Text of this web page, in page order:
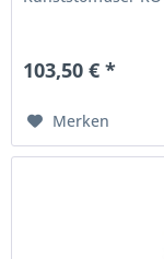
103,50 € *
Merken